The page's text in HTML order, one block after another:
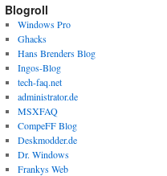
Blogroll
Windows Pro
Ghacks
Hans Brenders Blog
Ingos-Blog
tech-faq.net
administrator.de
MSXFAQ
CompeFF Blog
Deskmodder.de
Dr. Windows
Frankys Web